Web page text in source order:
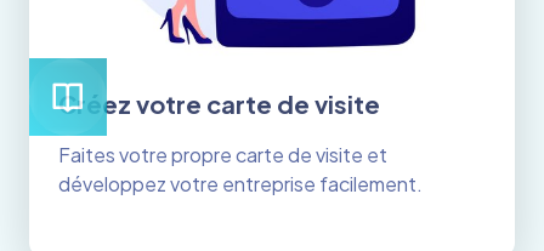
Créez votre carte de visite
Faites votre propre carte de visite et
développez votre entreprise facilement.